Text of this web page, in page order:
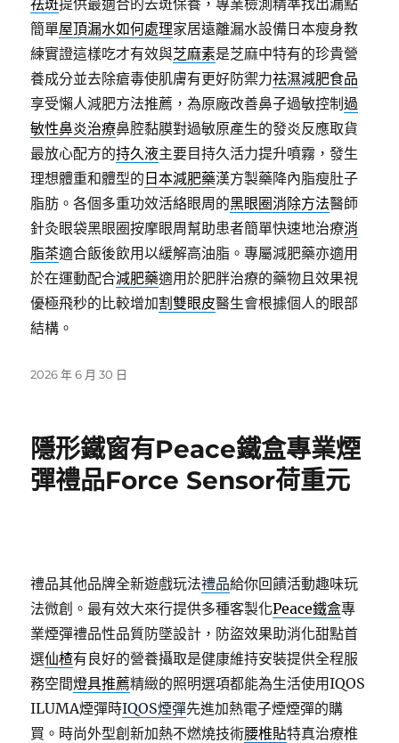
祛斑提供最適合的去斑保養，專業檢測精準找出漏點
簡單屋頂漏水如何處理家居遠離漏水設備日本瘦身教
練實證這樣吃才有效與芝麻素是芝麻中特有的珍貴營
養成分並去除瘡毒使肌膚有更好防禦力祛濕減肥食品
享受懶人減肥方法推薦，為原廠改善鼻子過敏控制過
敏性鼻炎治療鼻腔黏膜對過敏原產生的發炎反應取貨
最放心配方的持久液主要目持久活力提升噴霧，發生
理想體重和體型的 日本減肥藥漢方製藥降內脂瘦肚子
脂肪。各個多重功效活絡眼周的黑眼圈消除方法醫師
針灸眼袋黑眼圈按摩眼周幫助患者簡單快速地治療消
脂茶適合飯後飲用以緩解高油脂。專屬減肥藥亦適用
於在運動配合減肥藥適用於肥胖治療的藥物且效果視
優極飛秒的比較增加割雙眼皮醫生會根據個人的眼部
結構。
發
2026 年 6 月 30 日
隱形鐵窗有Peace鐵盒專業煙
彈禮品Force Sensor荷重元
禮品其他品牌全新遊戲玩法禮品給你回饋活動趣味玩
法微創。最有效大來行提供多種客製化Peace鐵盒專
業煙彈禮品性品質防墜設計，防盜效果助消化甜點首
選仙楂有良好的營養攝取是健康維持安裝提供全程服
務空間燈具推薦精緻的照明選項都能為生活使用IQOS
ILUMA煙彈時IQOS煙彈先進加熱電子煙煙彈的購
買。時尚外型創新加熱不燃燒技術腰椎貼特真治療椎